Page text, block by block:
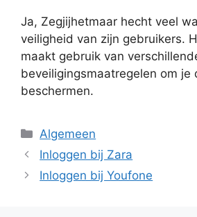
Ja, Zegjijhetmaar hecht veel
veiligheid van zijn gebruikers.
maakt gebruik van
beveiligingsmaatregelen om je
beschermen.
Categorieën
Algemeen
Inloggen bij Zara
Inloggen bij Youfone